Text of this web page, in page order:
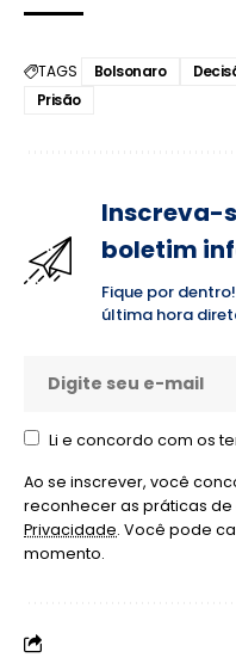
TAGS Bolsonaro
Prisão
Inscreva-
boletim
Fique por
última hora
Li e concordo com os
Ao se inscrever, você
reconhecer as práticas
Privacidade. Você pode
momento.